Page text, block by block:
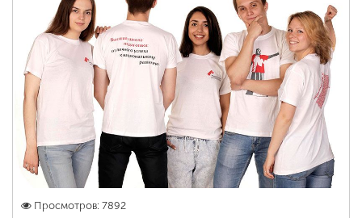
Просмотров: 7892